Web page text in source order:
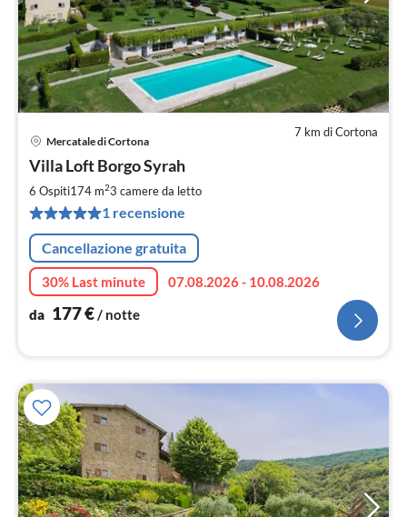
7 km di Cortona
Mercatale di Cortona
Villa Loft Borgo Syrah
6 Ospiti174 m23 camere da letto
1 recensione
Cancellazione gratuita
30% Last minute
07.08.2026 - 10.08.2026
da 177€/ notte